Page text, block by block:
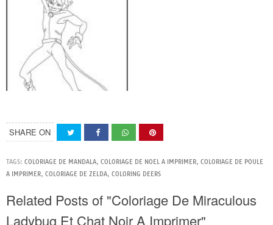
SHARE ON
TAGS: COLORIAGE DE MANDALA, COLORIAGE DE NOEL A IMPRIMER, COLORIAGE DE POULE
A IMPRIMER, COLORIAGE DE ZELDA, COLORING DEERS
Related Posts of "Coloriage De Miraculous
Ladybug Et Chat Noir A Imprimer"